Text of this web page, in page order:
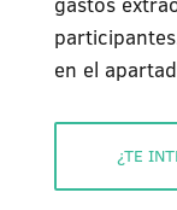
en el
¿TE